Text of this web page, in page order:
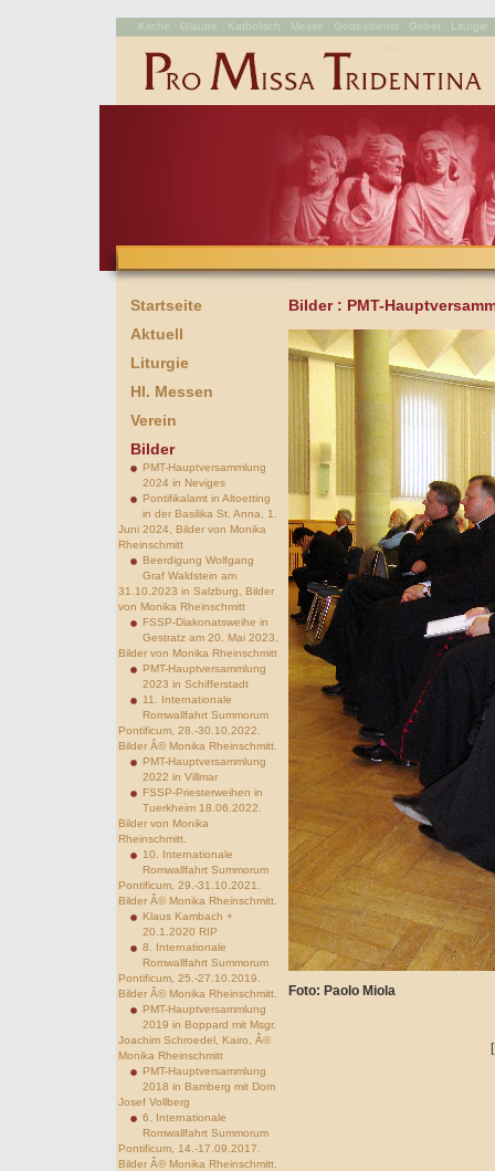
Kirche · Glaube · Katholisch · Messe · Gottesdienst · Gebet ·
Startseite
Aktuell
Liturgie
Hl. Messen
Verein
Bilder
PMT-Hauptversammlung
2024 in Neviges
Pontifikalamt in Altoetting
in der Basilika St. Anna, 1.
Juni 2024, Bilder von Monika
Rheinschmitt
Beerdigung Wolfgang
Graf Waldstein am
31.10.2023 in Salzburg, Bilder
von Monika Rheinschmitt
FSSP-Diakonatsweihe in
Gestratz am 20. Mai 2023,
Bilder von Monika Rheinschmitt
PMT-Hauptversammlung
2023 in Schifferstadt
11. Internationale
Romwallfahrt Summorum
Pontificum, 28.-30.10.2022.
Bilder Â© Monika Rheinschmitt.
PMT-Hauptversammlung
2022 in Villmar
FSSP-Priesterweihen in
Tuerkheim 18.06.2022.
Bilder von Monika
Rheinschmitt.
10. Internationale
Romwallfahrt Summorum
Pontificum, 29.-31.10.2021.
Bilder Â© Monika Rheinschmitt.
Klaus Kambach +
20.1.2020 RIP
8. Internationale
Romwallfahrt Summorum
Pontificum, 25.-27.10.2019.
Bilder Â© Monika Rheinschmitt.
PMT-Hauptversammlung
2019 in Boppard mit Msgr.
Joachim Schroedel, Kairo, Â©
Monika Rheinschmitt
PMT-Hauptversammlung
2018 in Bamberg mit Dom
Josef Vollberg
6. Internationale
Romwallfahrt Summorum
Pontificum, 14.-17.09.2017.
Bilder Â© Monika Rheinschmitt.
Bilder : PMT-
Foto: Paolo Miola